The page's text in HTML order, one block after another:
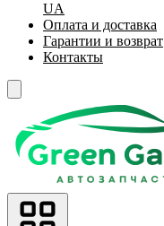
UA
Оплата и доставка
Гарантии и возврат
Контакты